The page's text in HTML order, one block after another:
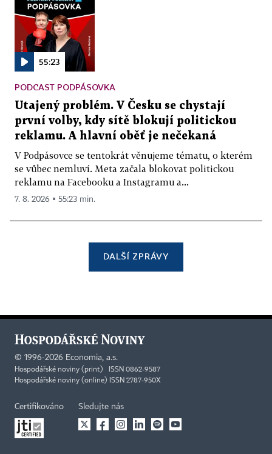
55:23
PODCAST PODPÁSOVKA
Utajený problém. V Česku se chystají
první volby, kdy sítě blokují politickou
reklamu. A hlavní oběť je nečekaná
V Podpásovce se tentokrát věnujeme tématu, o kterém
se vůbec nemluví. Meta začala blokovat politickou
reklamu na Facebooku a Instagramu a...
7. 8. 2026 ▪ 55:23 min.
DALŠÍ ZPRÁVY
© 1996-2026 Economia, a.s.
Hospodářské noviny (print) ISSN 0862-9587
Hospodářské noviny (online) ISSN 2787-950X
Certifikováno Sledujte nás